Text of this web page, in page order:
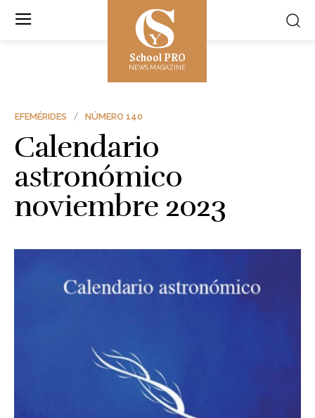
School PRO
NEWS MAGAZINE
EFEMÉRIDES NÚMERO 140
Calendario
astronómico
noviembre 2023